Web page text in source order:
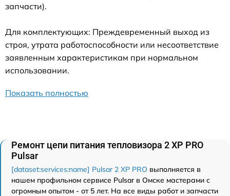
запчасти).
Для комплектующих: Преждевременный выход из
строя, утрата работоспособности или несоответствие
заявленным характеристикам при нормальном
использовании.
Показать полностью
Ремонт цепи питания тепловизора 2 XP PRO
Pulsar
[dataset:services:name] Pulsar 2 XP PRO выполняется в
нашем профильном сервисе Pulsar в Омске мастерами с
огромным опытом - от 5 лет. На все виды работ и запчасти